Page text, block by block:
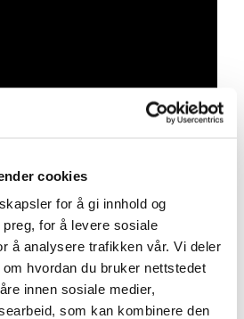
cookies
for å gi innhold og
for å levere sosiale
å analysere trafikken vår. Vi deler
hvordan du bruker nettstedet
innen sosiale medier,
som kan kombinere den